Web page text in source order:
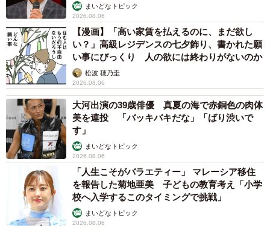
て生きてきた母親 自己主張が苦手な娘に教わ
った大切なこと【漫画】
海川 まこと
2026.08.06
「かわいいストーカーに追われています」甘え
ん坊な元保護猫 最後は飼い主にダイブする姿
に「間違いなく犬」「完全に親子」と反響
梨木 香奈
2026.08.06
がんと片目の失明、3時間おきの壮絶な介護を
乗り越えた猫 「叶わないかもしれない」と覚
悟した19歳の誕生日を迎えて感動
古川 諭香
2026.08.06
「カニにアジをあげると青くなる」ほんと
に！？ 「自然の染色技術が凄い」と話題に